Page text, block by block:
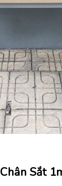
Sắt